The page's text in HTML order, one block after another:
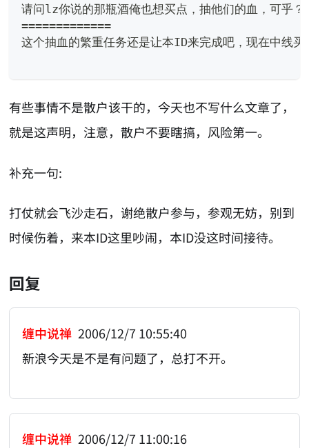
请问lz你说的那瓶酒俺也想买点，抽他们的血，可乎？
=============
这个抽血的繁重任务还是让本ID来完成吧，现在中线
有些事情不是散户该干的，今天也不写什么文章了，
就是这声明，注意，散户不要瞎搞，风险第一。
补充一句:
打仗就会飞沙走石，谢绝散户参与，参观无妨，别到
时候伤着，来本ID这里吵闹，本ID没这时间接待。
回复
缠中说禅 2006/12/7 10:55:40
新浪今天是不是有问题了，总打不开。
缠中说禅 2006/12/7 11:00:16